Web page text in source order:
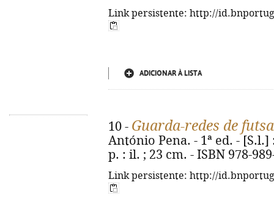
Link persistente: http://
ADICIONAR À LISTA
10 - Guarda-redes de
António Pena. - 1ª ed. -
p. : il. ; 23 cm. - ISBN 978-
Link persistente: http://